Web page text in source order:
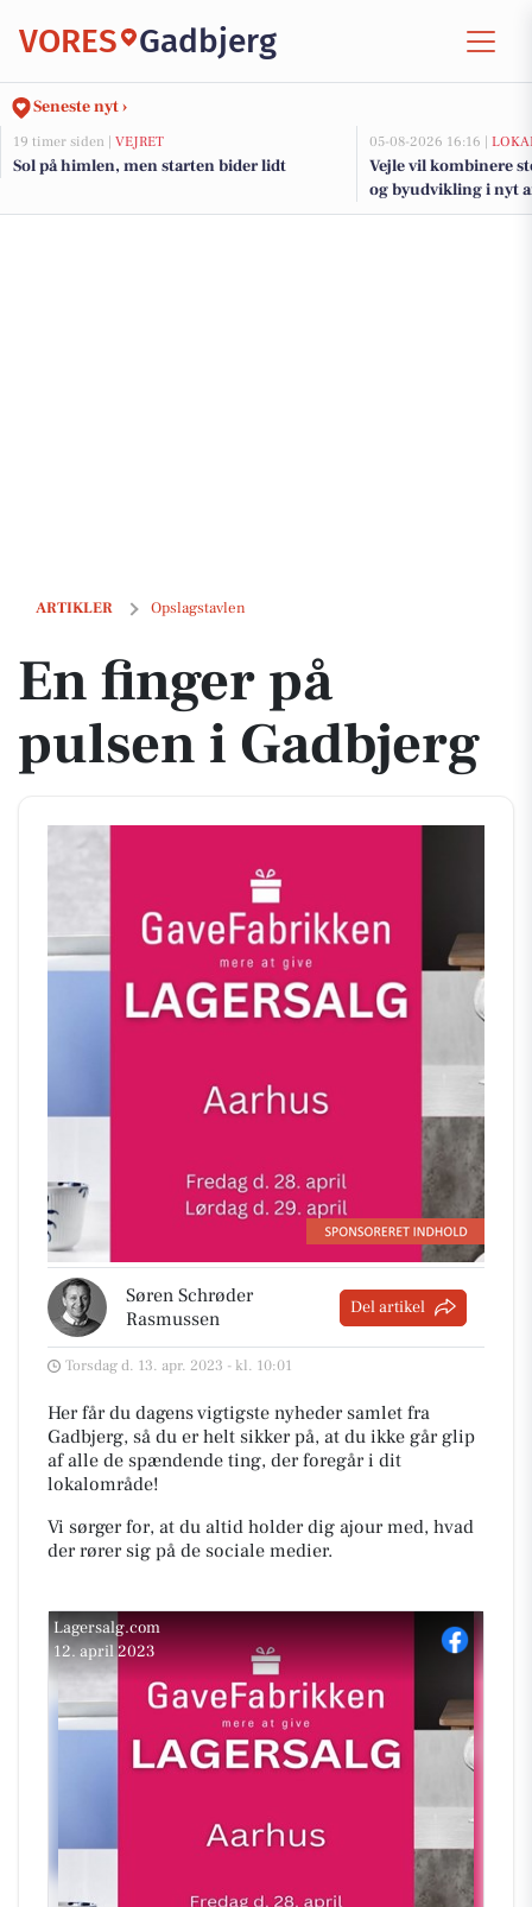
VORES Gadbjerg
Seneste nyt ›
19 timer siden | VEJRET
Sol på himlen, men starten bider lidt
05-08-2026 16:16 |
Vejle vil kombinere
og byudvikling i nyt
fjorden
ARTIKLER Opslagstavlen
En finger på pulsen i Gadbjerg
En finger på
pulsen i Gadbjerg
Søren Schrøder
Rasmussen
Del artikel
Torsdag d. 13. apr. 2023 - kl. 10:01
Her får du dagens vigtigste nyheder samlet fra
Gadbjerg, så du er helt sikker på, at du ikke går glip
af alle de spændende ting, der foregår i dit
lokalområde!
Vi sørger for, at du altid holder dig ajour med, hvad
der rører sig på de sociale medier.
Lagersalg.com
12. april 2023